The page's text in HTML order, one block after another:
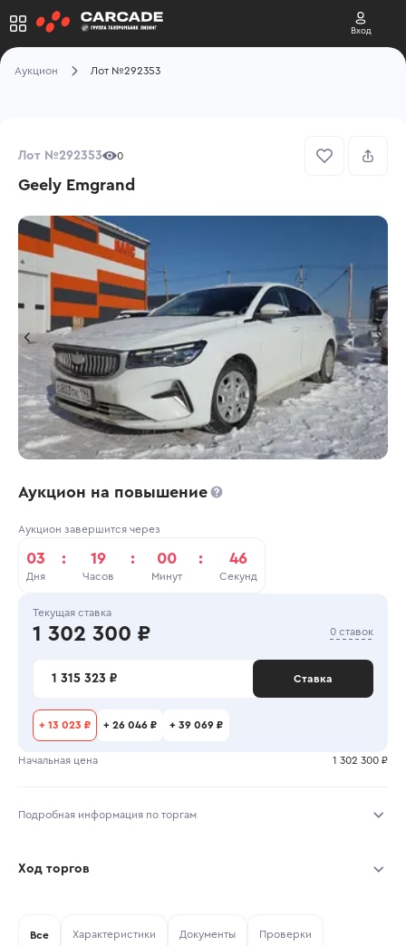
Вход
Аукцион Лот №292353
Лот №292353 0
Geely Emgrand
Аукцион на повышение
Аукцион завершится через
03
Дня
: 19
Часов
: 00
Минут
: 46
Секунд
Текущая ставка
1 302 300 ₽ 0 ставок
1 315 323 ₽ Ставка
+ 13 023 ₽ + 26 046 ₽ + 39 069 ₽
Начальная цена 1 302 300 ₽
Подробная информация по торгам
Тип аукциона: Открытые торги
Ход торгов
Все Характеристики Документы Проверки